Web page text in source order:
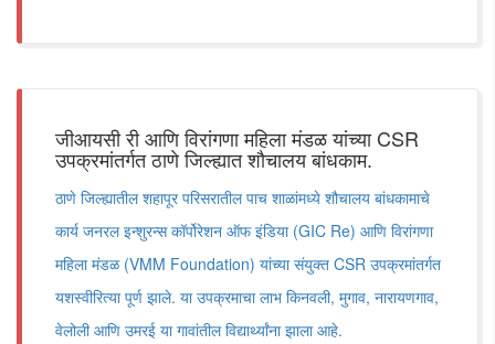
जीआयसी री आणि विरांगणा महिला मंडळ यांच्या CSR
उपक्रमांतर्गत ठाणे जिल्ह्यात शौचालय बांधकाम.
ठाणे जिल्ह्यातील शहापूर परिसरातील पाच शाळांमध्ये शौचालय बांधकामाचे
कार्य जनरल इन्शुरन्स कॉर्पोरेशन ऑफ इंडिया (GIC Re) आणि विरांगणा
महिला मंडळ (VMM Foundation) यांच्या संयुक्त CSR उपक्रमांतर्गत
यशस्वीरित्या पूर्ण झाले. या उपक्रमाचा लाभ किनवली, मुगाव, नारायणगाव,
वेलोली आणि उमरई या गावांतील विद्यार्थ्यांना झाला आहे.